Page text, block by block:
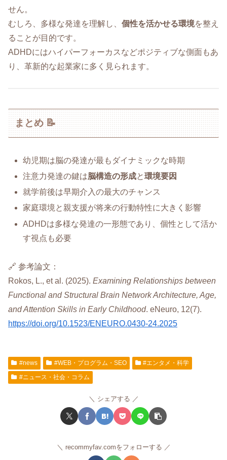
せん。
むしろ、多様な発達を理解し、 個性を活かせる環境を整え
ることが目的です。
ADHDにはハイパーフォーカスなどポジティブな側面もあ
り、革新的な起業家に多く見られます。
まとめ 📝
幼児期は脳の発達が最もダイナミックな時期
注意力発達の鍵は脳構造の形成と環境要因
就学前後は早期介入の最大のチャンス
家庭環境と親支援が将来の行動特性に大きく影響
ADHDは多様な発達の一形態であり、個性として活か
す視点も必要
🔗 参考論文：
Rokos, L., et al. (2025). Examining Relationships between
Functional and Structural Brain Network Architecture, Age,
and Attention Skills in Early Childhood. eNeuro, 12(7).
https://doi.org/10.1523/ENEURO.0430-24.2025
#news #WEB・プログラム・SEO
#エンタメ・科学
#ニュース・社会・コラム
シェアする
recommyfav.comをフォローする